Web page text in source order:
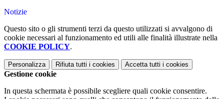
Notizie
Questo sito o gli strumenti terzi da questo utilizzati si avvalgono di
cookie necessari al funzionamento ed utili alle finalità illustrate nella
COOKIE POLICY.
Personalizza Rifiuta tutti i cookies Accetta tutti i cookies
Gestione cookie
In questa schermata è possibile scegliere quali cookie consentire.